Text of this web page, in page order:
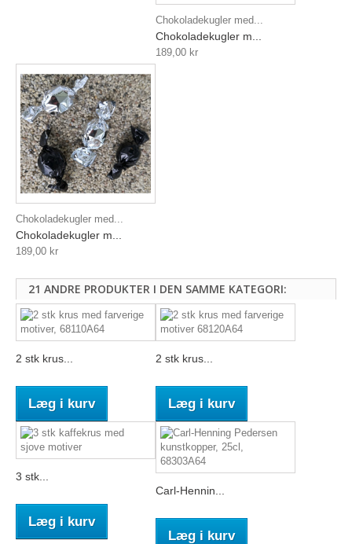
Chokoladekugler med...
Chokoladekugler m...
189,00 kr
Chokoladekugler med...
Chokoladekugler m...
189,00 kr
21 ANDRE PRODUKTER I DEN SAMME KATEGORI:
2 stk krus...
Læg i kurv
2 stk krus...
Læg i kurv
3 stk...
Læg i kurv
Carl-Hennin...
Læg i kurv